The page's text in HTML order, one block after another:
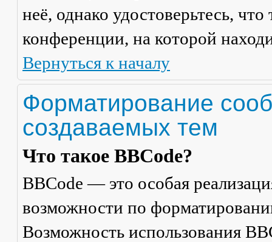
неё, однако удостоверьтесь,
конференции, на которой
Вернуться к началу
Форматирование
создаваемых тем
Что такое BBCode?
BBCode — это особая
возможности по
Возможность использования